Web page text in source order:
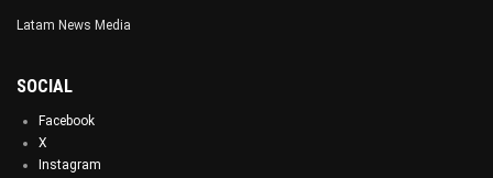
Latam News Media
SOCIAL
Facebook
X
Instagram